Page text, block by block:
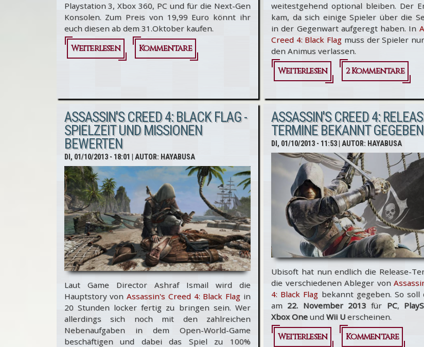
Playstation 3, Xbox 360, PC und für die Next-Gen
Konsolen. Zum Preis von 19,99 Euro könnt ihr
euch diesen ab dem 31.Oktober kaufen.
Weiterlesen
über
Black
Flag -
Season
Pass +
DLC-
Trailer
Kommentare
weitestgehend optional bleiben. Der
kam, da sich einige Spieler über die
in der Gegenwart aufgeregt haben. In
Creed 4: Black Flag muss der Spieler
den Animus verlassen.
Weiterlesen
über
Black Flag -
Spielzeit in
der
Gegenwart
2 Kommentare
ASSASSIN'S CREED 4: BLACK FLAG -
SPIELZEIT UND MISSIONEN
BEWERTEN
DI, 01/10/2013 - 18:01 | AUTOR: HAYABUSA
Laut Game Director Ashraf Ismail wird die
Hauptstory vonAssassin's Creed 4: Black Flag in
20 Stunden locker fertig zu bringen sein. Wer
allerdings sich noch mit den zahlreichen
Nebenaufgaben in dem Open-World-Game
beschäftigen und dabei das Spiel zu 100%
ASSASSIN'S CREED 4:
TERMINE BEKANNT GEGEBEN
DI, 01/10/2013 - 11:53| AUTOR: HAYABUSA
Ubisoft hat nun endlich die Release-
die verschiedenen Ableger von
4: Black Flag bekannt gegeben. So soll
am 22. November 2013 für PC,
Xbox Oneund Wii Uerscheinen.
Weiterlesen
über
Kommentare